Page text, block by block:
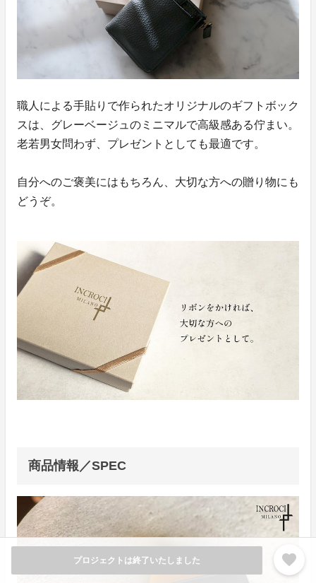
プロジェクトは終了いたしました favorite
職人による手貼りで作られたオリジナルのギフトボック
スは、グレーベージュのミニマルで高級感ある佇まい。
老若男女問わず、プレゼントとしても最適です。
自分へのご褒美にはもちろん、大切な方への贈り物にも
どうぞ。
商品情報／SPEC